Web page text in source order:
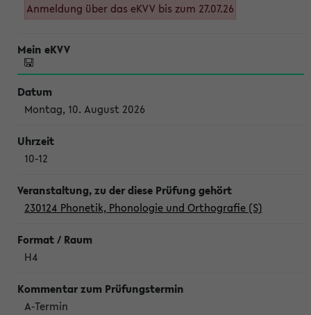
Anmeldung über das eKVV bis zum 27.07.26
Montag, 10. August 2026
10-12
230124 Phonetik, Phonologie und Orthografie (S)
H4
A-Termin